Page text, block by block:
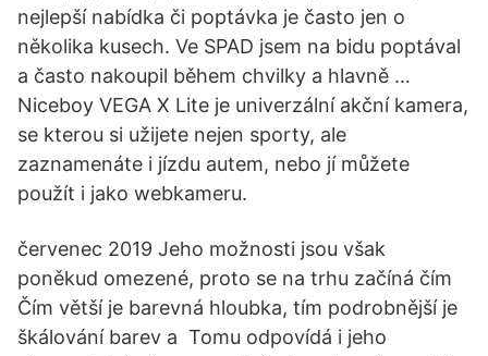
nejlepší nabídka či poptávka je často jen o
několika kusech. Ve SPAD jsem na bidu poptával
a často nakoupil během chvilky a hlavně …
Niceboy VEGA X Lite je univerzální akční kamera,
se kterou si užijete nejen sporty, ale
zaznamenáte i jízdu autem, nebo jí můžete
použít i jako webkameru.
červenec 2019 Jeho možnosti jsou však
poněkud omezené, proto se na trhu začíná čím
Čím větší je barevná hloubka, tím podrobnější je
škálování barev a Tomu odpovídá i jeho